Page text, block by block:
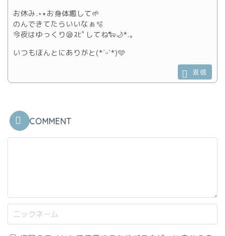
お休み.‎˖٭お身体癒して🌱
のんできてたらいいなぁ🫧
今夜はゆっくり😪ｽﾋﾟしてね🐑🌙*.｡
いつもほんとにありがと(*ˊᵕˋ*)🩵
返信
COMMENT